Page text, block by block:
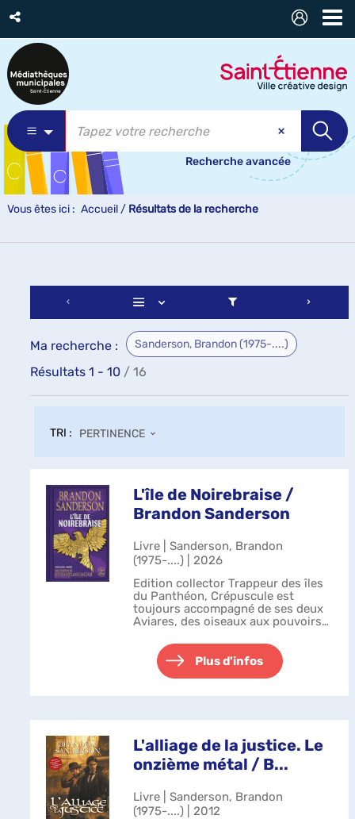
Recherche avancée
Vous êtes ici : Accueil / Résultats de la recherche
Ma recherche : Sanderson, Brandon (1975-....)
Résultats 1 - 10 / 16
TRI : PERTINENCE
L'île de Noirebraise /
Brandon Sanderson
Livre | Sanderson, Brandon
(1975-....) | 2026
Edition collector Trappeur des îles
du Panthéon, Crépuscule est
toujours accompagné de ses deux
Aviares, des oiseaux aux pouvoirs
est capable de tisser des Liens. Afin
de résister à Ceux-d'en-haut...
Plus d'infos
L'alliage de la justice. Le
onzième métal / B...
Livre | Sanderson, Brandon
(1975-....) | 2012